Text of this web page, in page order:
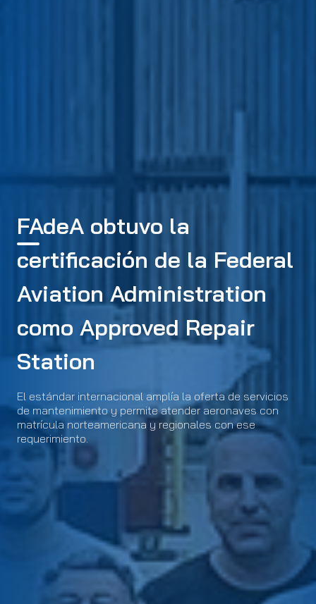
FAdeA obtuvo la
certificación de la Federal
Aviation Administration
como Approved Repair
Station
El estándar internacional amplía la oferta de servicios
de mantenimiento y permite atender aeronaves con
matrícula norteamericana y regionales con ese
requerimiento.